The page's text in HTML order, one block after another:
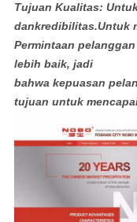
Tujuan Kualitas:
dankredibilitas.Untuk
Permintaan
lebih baik, jadi
bahwa kepuasan
tujuan untuk